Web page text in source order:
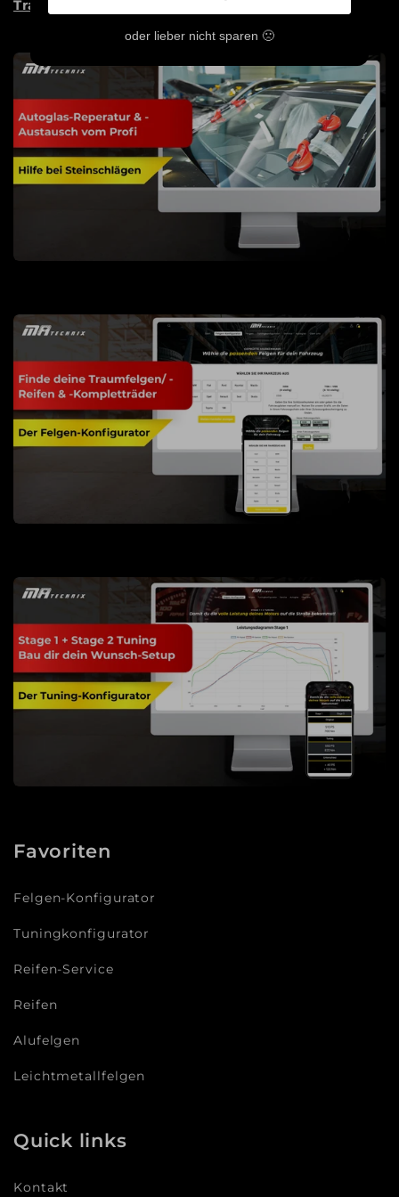
oder lieber nicht sparen 🙁
Traum Wirklichkeit werden zu lassen!
Favoriten
Felgen-Konfigurator
Tuningkonfigurator
Reifen-Service
Reifen
Alufelgen
Leichtmetallfelgen
Quick links
Kontakt